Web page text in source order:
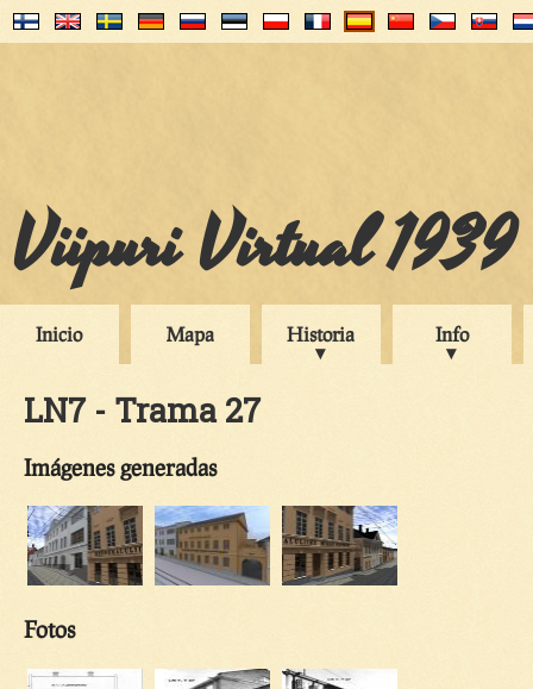
Viipuri Virtual 1939
Inicio Mapa Historia Info
LN7 - Trama 27
Imágenes generadas
Fotos